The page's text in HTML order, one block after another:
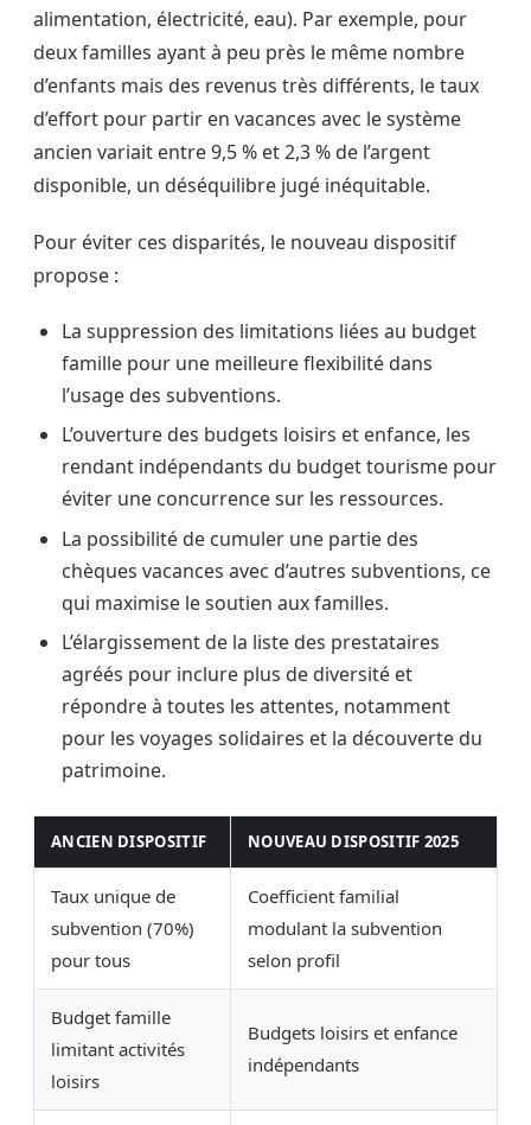
alimentation, électricité, eau). Par exemple, pour
deux familles ayant à peu près le même nombre
d’enfants mais des revenus très différents, le taux
d’effort pour partir en vacances avec le système
ancien variait entre 9,5 % et 2,3 % de l’argent
disponible, un déséquilibre jugé inéquitable.
Pour éviter ces disparités, le nouveau dispositif
propose :
La suppression des limitations liées au budget
famille pour une meilleure flexibilité dans
l’usage des subventions.
L’ouverture des budgets loisirs et enfance, les
rendant indépendants du budget tourisme pour
éviter une concurrence sur les ressources.
La possibilité de cumuler une partie des
chèques vacances avec d’autres subventions, ce
qui maximise le soutien aux familles.
L’élargissement de la liste des prestataires
agréés pour inclure plus de diversité et
répondre à toutes les attentes, notamment
pour les voyages solidaires et la découverte du
patrimoine.
ANCIEN DISPOSITIF NOUVEAU DISPOSITIF 2025
Taux unique de
subvention (70%)
pour tous
Coefficient familial
modulant la subvention
selon profil
Budget famille
limitant activités
loisirs
Budgets loisirs et enfance
indépendants